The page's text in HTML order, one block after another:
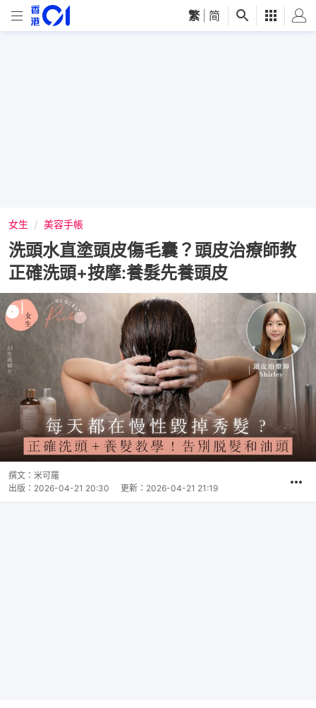
繁 简
女生 美容手帳
洗頭水直塗頭皮傷毛囊？頭皮治療師教
正確洗頭+按摩:養髮先養頭皮
撰文： 米可羅
出版： 2026-04-21 20:30 更新： 2026-04-21 21:19